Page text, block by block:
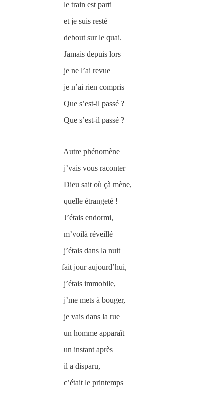
le train est parti
et je suis resté
debout sur le quai.
Jamais depuis lors
je ne l’ai revue
je n’ai rien compris
Que s’est-il passé ?
Que s’est-il passé ?
Autre phénomène
j’vais vous raconter
Dieu sait où çà mène,
quelle étrangeté !
J’étais endormi,
m’voilà réveillé
j’étais dans la nuit
fait jour aujourd’hui,
j’étais immobile,
j’me mets à bouger,
je vais dans la rue
un homme apparaît
un instant après
il a disparu,
c’était le printemps